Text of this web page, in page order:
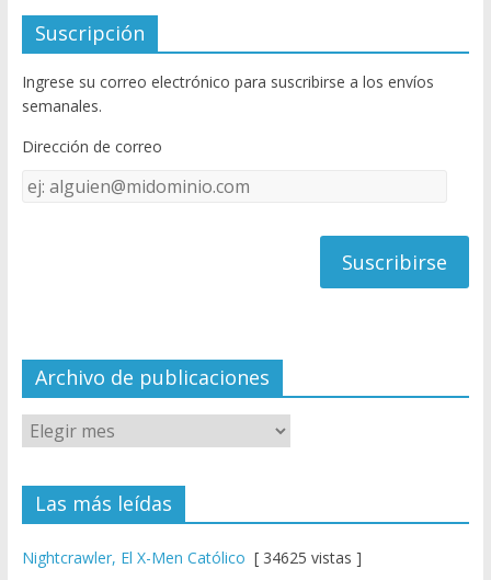
e
b
o
o
k
itt
er
u
T
u
e
C
el
Suscripción
Ingrese su correo electrónico para suscribirse a los envíos
semanales.
Dirección de correo
Dirección
de
Archivo de publicaciones
Las más leídas
Nightcrawler, El X-Men Católico [ 34625 vistas ]